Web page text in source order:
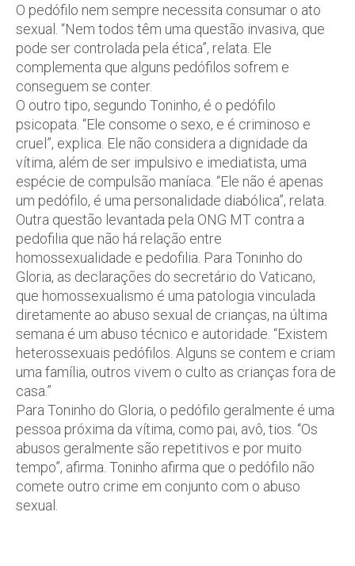
O pedófilo nem sempre necessita consumar o ato
sexual. “Nem todos têm uma questão invasiva, que
pode ser controlada pela ética”, relata. Ele
complementa que alguns pedófilos sofrem e
conseguem se conter.
O outro tipo, segundo Toninho, é o pedófilo
psicopata. “Ele consome o sexo, e é criminoso e
cruel”, explica. Ele não considera a dignidade da
vítima, além de ser impulsivo e imediatista, uma
espécie de compulsão maníaca. “Ele não é apenas
um pedófilo, é uma personalidade diabólica”, relata.
Outra questão levantada pela ONG MT contra a
pedofilia que não há relação entre
homossexualidade e pedofilia. Para Toninho do
Gloria, as declarações do secretário do Vaticano,
que homossexualismo é uma patologia vinculada
diretamente ao abuso sexual de crianças, na última
semana é um abuso técnico e autoridade. “Existem
heterossexuais pedófilos. Alguns se contem e criam
uma família, outros vivem o culto as crianças fora de
casa.”
Para Toninho do Gloria, o pedófilo geralmente é uma
pessoa próxima da vítima, como pai, avô, tios. “Os
abusos geralmente são repetitivos e por muito
tempo”, afirma. Toninho afirma que o pedófilo não
comete outro crime em conjunto com o abuso
sexual.